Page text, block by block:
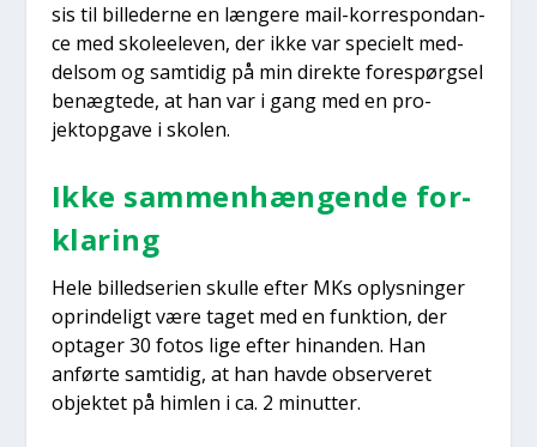
sis til bil­le­der­ne en læn­ge­re mail-kor­re­spon­dan­
ce med sko­le­e­le­ven, der ikke var spe­ci­elt med­
del­som og sam­ti­dig på min direk­te fore­spørgsel
benæg­te­de, at han var i gang med en pro­
jektop­ga­ve i sko­len.
Ikke sam­men­hæn­gen­de for­
kla­ring
Hele bil­led­se­ri­en skul­le efter MKs oplys­nin­ger
oprin­de­ligt være taget med en funk­tion, der
opta­ger 30 fotos lige efter hin­an­den. Han
anfør­te sam­ti­dig, at han hav­de obser­ve­ret
objek­tet på him­len i ca. 2 minut­ter.